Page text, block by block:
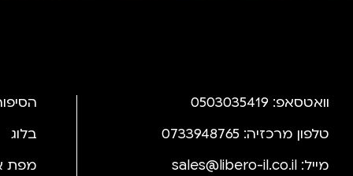
וואטסאפ: 0503035419
טלפון מרכזיה: 0733948765
מייל: sales@libero-il.co.il
בלוג
מפת